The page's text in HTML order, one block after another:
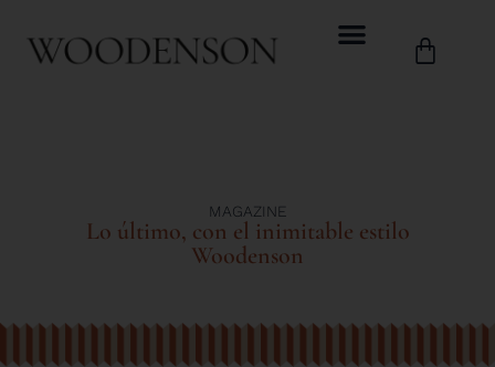
MAGAZINE
Lo último, con el inimitable estilo
Woodenson